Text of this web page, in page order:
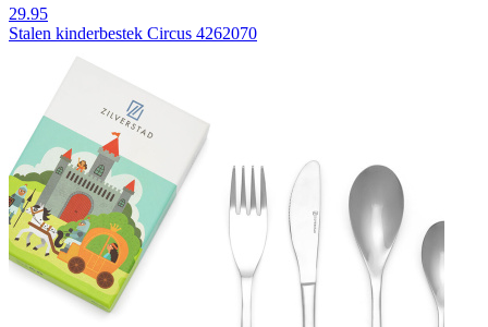
29.95
Stalen kinderbestek Circus 4262070